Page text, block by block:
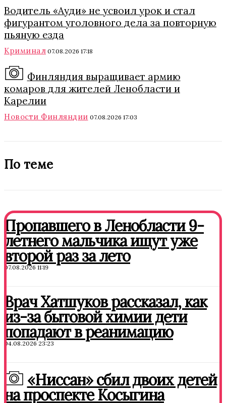
Водитель «Ауди» не усвоил урок и стал
фигурантом уголовного дела за повторную
пьяную езда
Криминал 07.08.2026 17:18
Финляндия выращивает армию
комаров для жителей Ленобласти и
Карелии
Новости Финляндии 07.08.2026 17:03
По теме
Пропавшего в Ленобласти 9-
летнего мальчика ищут уже
второй раз за лето
07.08.2026 11:19
Врач Хатшуков рассказал, как
из-за бытовой химии дети
попадают в реанимацию
04.08.2026 23:23
«Ниссан» сбил двоих детей
на проспекте Косыгина